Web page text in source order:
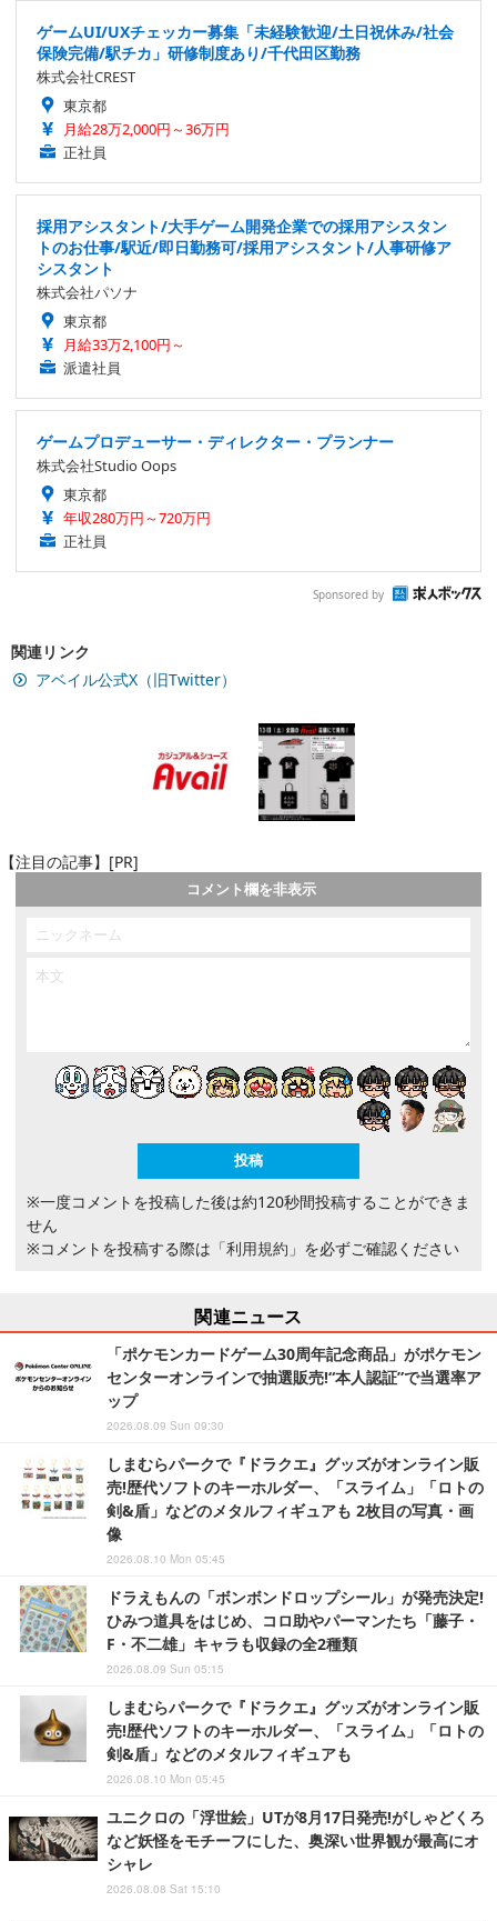
ゲームUI/UXチェッカー募集「未経験歓迎/土日祝休み/社会
保険完備/駅チカ」研修制度あり/千代田区勤務
株式会社CREST
東京都
月給28万2,000円～36万円
正社員
採用アシスタント/大手ゲーム開発企業での採用アシスタン
トのお仕事/駅近/即日勤務可/採用アシスタント/人事研修ア
シスタント
株式会社パソナ
東京都
月給33万2,100円～
派遣社員
ゲームプロデューサー・ディレクター・プランナー
株式会社Studio Oops
東京都
年収280万円～720万円
正社員
Sponsored by
関連リンク
アベイル公式X（旧Twitter）
【注目の記事】[PR]
コメント欄を非表示
※一度コメントを投稿した後は約120秒間投稿することができま
せん
※コメントを投稿する際は 「利用規約」 を必ずご確認ください
関連ニュース
「ポケモンカードゲーム30周年記念商品」がポケモン
センターオンラインで抽選販売!“本人認証”で当選率ア
ップ
2026.08.09 Sun 09:30
しまむらパークで『ドラクエ』グッズがオンライン販
売!歴代ソフトのキーホルダー、「スライム」「ロトの
剣&盾」などのメタルフィギュアも 2枚目の写真・画
像
2026.08.10 Mon 05:45
ドラえもんの「ボンボンドロップシール」が発売決定!
ひみつ道具をはじめ、コロ助やパーマンたち「藤子・
F・不二雄」キャラも収録の全2種類
2026.08.09 Sun 05:15
しまむらパークで『ドラクエ』グッズがオンライン販
売!歴代ソフトのキーホルダー、「スライム」「ロトの
剣&盾」などのメタルフィギュアも
2026.08.10 Mon 05:45
ユニクロの「浮世絵」UTが8月17日発売!がしゃどくろ
など妖怪をモチーフにした、奥深い世界観が最高にオ
シャレ
2026.08.08 Sat 15:10